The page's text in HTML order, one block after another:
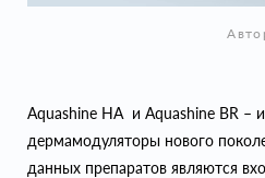
Aquashine HA и Aquashine BR –
дермамодуляторы нового
данных препаратов являются